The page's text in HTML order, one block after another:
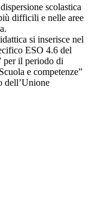
scolastica
difficili e nelle aree
si inserisce nel
ESO 4.6 del
per il periodo di
e competenze”
dell’Unione